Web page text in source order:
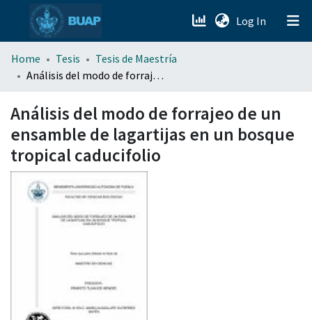
Log In (current)
menu.section.about_menu
Home Tesis
Tesis de Maestría
Análisis del modo de forrajeo de un ensamble de lagartijas en un bosque tropical caducifolio
Análisis del modo de forrajeo de un
ensamble de lagartijas en un bosque
tropical caducifolio